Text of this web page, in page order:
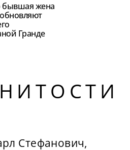
бывшая жена
Гранде
Стефанович,